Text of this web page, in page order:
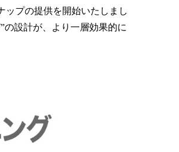
を
み
ップの提供を開始いたしまし
の設計が、より一層効果的に